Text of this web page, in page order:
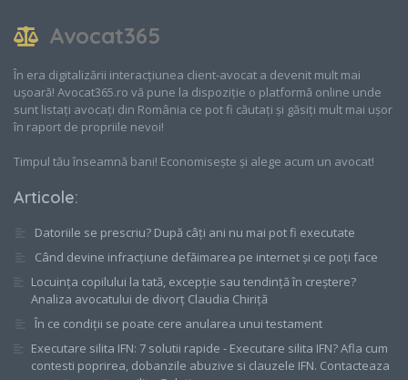
Unde gasesti un avocat cu experienta in dreptul
proprietatii intelectuale?
Gasesti o multime de avocati care isi ofera serviciile de
avocatura pentru proprietate intelectuala. Va invitam sa analizati
si sa comparati serviciile juridice prezentate mai sus pentru a
identifica rapid avocatul potrivit pentru dumneavoastra.
proprietatea intelectuala, drepturile de autor, vanzarea si
cumpararea drepturilor de proprietate intelectuala, protejarea
inregistrarea marcilor comerciale la OSIM, protejarea secretelor
francisa, licenta si cesiune, transmisibile prin drepturile unei
marci. Alegeti acum cel mai bun avocat care va poate
reprezenta intr-un proces de drept al proprietatii intelectuale.
În categoria Dreptul Proprietatii Intelectuale găsiți în Neamţ,
Brevete;
Concurenta neloiala si practice comerciale;
Drepturi de autor si drepturi conexe;
Marci;
Avocat365
În era digitalizării interacțiunea client-avocat a devenit mult mai
ușoară! Avocat365.ro vă pune la dispoziție o platformă online unde
sunt listați avocați din România ce pot fi căutați și găsiți mult mai ușor
în raport de propriile nevoi!
Timpul tău înseamnă bani! Economisește și alege acum un avocat!
Articole:
Datoriile se prescriu? După câți ani nu mai pot fi executate
Când devine infracțiune defăimarea pe internet și ce poți face
Locuința copilului la tată, excepție sau tendință în creștere?
Analiza avocatului de divorț Claudia Chiriță
În ce condiții se poate cere anularea unui testament
Executare silita IFN: 7 solutii rapide - Executare silita IFN? Afla cum
contesti poprirea, dobanzile abuzive si clauzele IFN. Contacteaza